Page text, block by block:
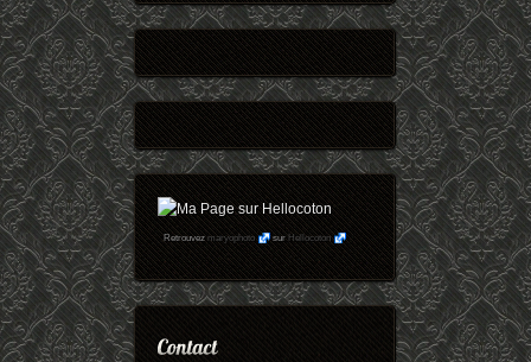
Retrouvezmaryophoto surHellocoton